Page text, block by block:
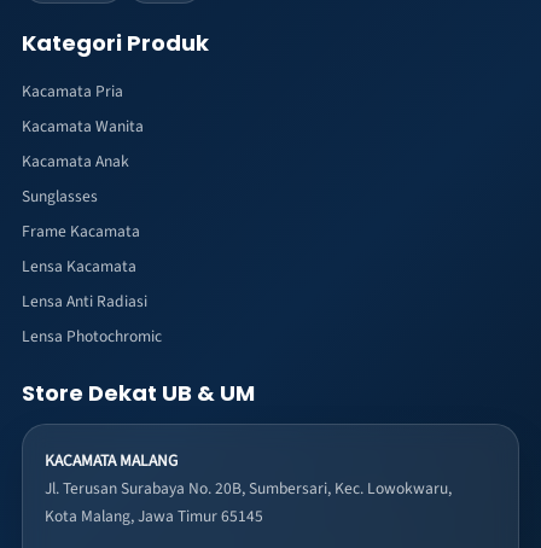
Kategori Produk
Kacamata Pria
Kacamata Wanita
Kacamata Anak
Sunglasses
Frame Kacamata
Lensa Kacamata
Lensa Anti Radiasi
Lensa Photochromic
Store Dekat UB & UM
KACAMATA MALANG
Jl. Terusan Surabaya No. 20B, Sumbersari, Kec. Lowokwaru,
Kota Malang, Jawa Timur 65145